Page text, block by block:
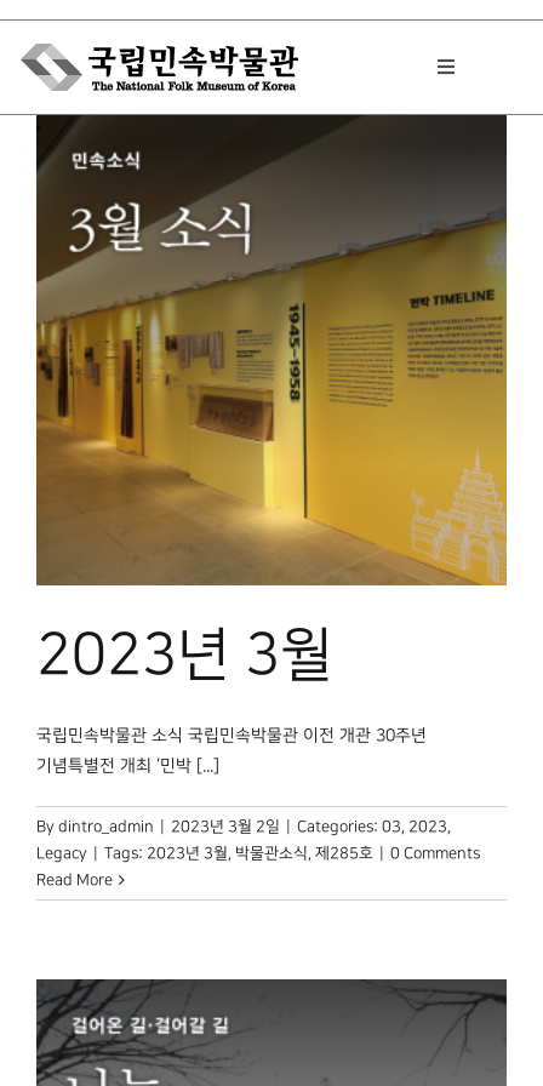
Skip
content
Toggle
박물관에서는
민속이야기
민속 인사이드
원문보기 PDF
2023년 3월
국립민속박물관 소식 국립민속박물관 이전 개관 30주년
기념특별전 개최 ‘민박 [...]
By dintro_admin 2023년 3월 2일 Categories: 03, 2023,
Legacy
Tags: 2023년 3월, 박물관소식, 제285호
0 Comments
Read More